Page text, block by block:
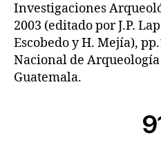
Investigaciones
2003 (editado por J.P.
Escobedo y H. Mejía),
Nacional de
Guatemala.